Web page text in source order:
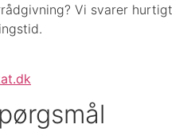
Vi svarer hurtigt